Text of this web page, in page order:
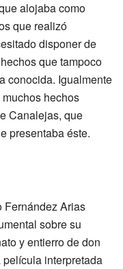
alojaba como
que realizó
disponer de
que tampoco
conocida. Igualmente
hechos
Canalejas, que
presentaba éste.
Fernández Arias
sobre su
y entierro de don
interpretada